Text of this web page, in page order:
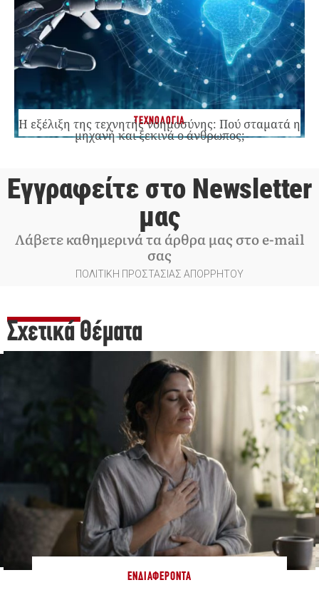
ΤΕΧΝΟΛΟΓΙΑ
Η εξέλιξη της τεχνητής νοημοσύνης: Πού σταματά η
μηχανή και ξεκινά ο άνθρωπος;
Εγγραφείτε στο Newsletter
μας
Λάβετε καθημερινά τα άρθρα μας στο e-mail
σας
ΠΟΛΙΤΙΚΗ ΠΡΟΣΤΑΣΙΑΣ ΑΠΟΡΡΗΤΟΥ
Σχετικά Θέματα
ΕΝΔΙΑΦΈΡΟΝΤΑ